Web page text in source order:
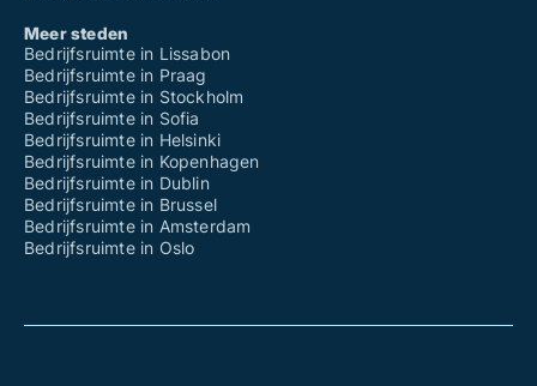
Meer steden
Bedrijfsruimte in Lissabon
Bedrijfsruimte in Praag
Bedrijfsruimte in Stockholm
Bedrijfsruimte in Sofia
Bedrijfsruimte in Helsinki
Bedrijfsruimte in Kopenhagen
Bedrijfsruimte in Dublin
Bedrijfsruimte in Brussel
Bedrijfsruimte in Amsterdam
Bedrijfsruimte in Oslo